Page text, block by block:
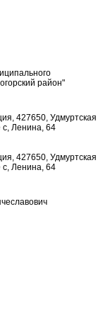
район"
427650, Удмуртская
с, Ленина, 64
427650, Удмуртская
с, Ленина, 64